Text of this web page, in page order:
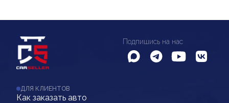
Подпишись на нас
ДЛЯ КЛИЕНТОВ
Как заказать авто